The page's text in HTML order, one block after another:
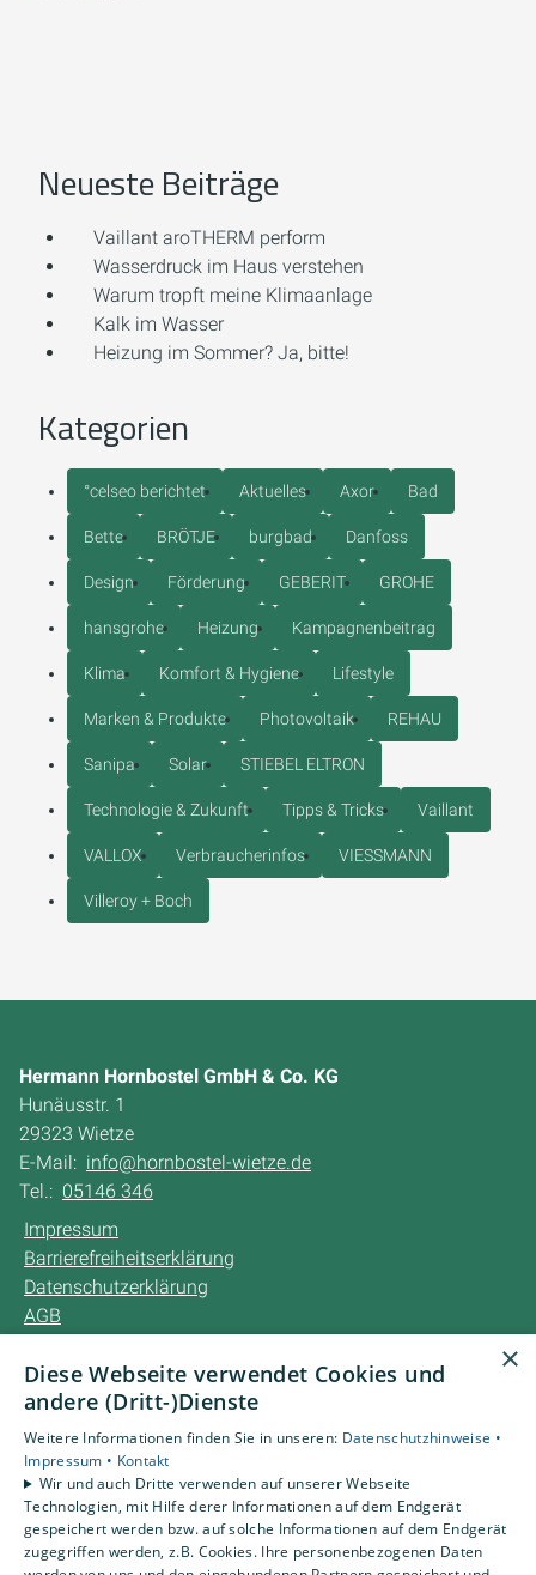
Neueste Beiträge
Vaillant aroTHERM perform
Wasserdruck im Haus verstehen
Warum tropft meine Klimaanlage
Kalk im Wasser
Heizung im Sommer? Ja, bitte!
Kategorien
°celseo berichtet Aktuelles Axor Bad
Bette BRÖTJE burgbad Danfoss
Design Förderung GEBERIT GROHE
hansgrohe Heizung Kampagnenbeitrag
Klima Komfort & Hygiene Lifestyle
Marken & Produkte Photovoltaik REHAU
Sanipa Solar STIEBEL ELTRON
Technologie & Zukunft Tipps & Tricks Vaillant
VALLOX Verbraucherinfos VIESSMANN
Villeroy + Boch
Hermann Hornbostel GmbH & Co. KG
Hunäusstr. 1
29323 Wietze
E-Mail: info@hornbostel-wietze.de
Tel.: 05146 346
Impressum
Barrierefreiheitserklärung
Datenschutzerklärung
AGB
Unsere Bereiche
Privatkunden
Karriere
Unternehmen
Kontakt
Um externe HTML-Inhalte anzuzeigen, benötigen wir
×
Diese Webseite verwendet Cookies und
andere (Dritt-)Dienste
Weitere Informationen finden Sie in unseren: Datenschutzhinweise •
Impressum • Kontakt
Wir und auch Dritte verwenden auf unserer Webseite
Technologien, mit Hilfe derer Informationen auf dem Endgerät
gespeichert werden bzw. auf solche Informationen auf dem Endgerät
zugegriffen werden, z.B. Cookies. Ihre personenbezogenen Daten